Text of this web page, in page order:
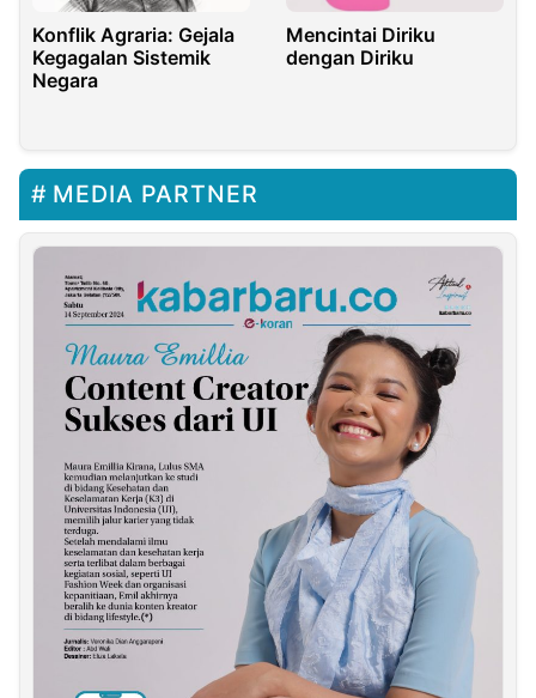
Konflik Agraria: Gejala
Kegagalan Sistemik
Negara
Mencintai Diriku
dengan Diriku
MEDIA PARTNER